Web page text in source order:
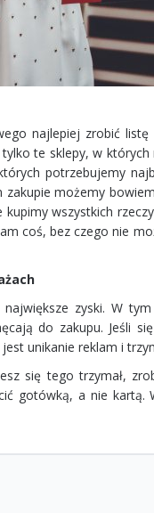
najlepiej zrobić
te sklepy, w
potrzebujemy
możemy
wszystkich
coś, bez czego nie
zyski. W
do zakupu. Jeśli
unikanie reklam i
się tego trzymał,
gotówką, a nie kartą.